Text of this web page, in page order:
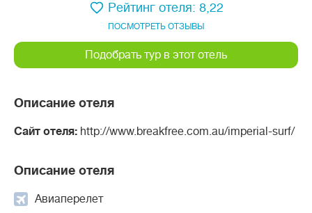
Описание отеля
Сайт отеля: http://www.breakfree.com.au/imperial-surf/
Описание отеля
Авиаперелет
ПОСМОТРЕТЬ ОТЗЫВЫ
Рейтинг отеля: 8,22
Подобрать тур в этот отель